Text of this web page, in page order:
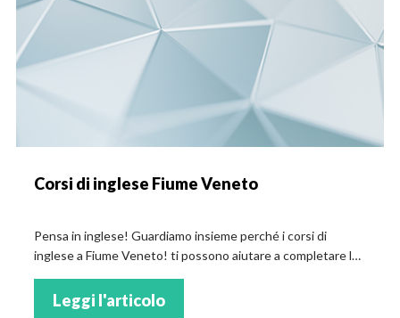
Corsi di inglese Fiume Veneto
Pensa in inglese! Guardiamo insieme perché i corsi di
inglese a Fiume Veneto! ti possono aiutare a completare la
Leggi l'articolo